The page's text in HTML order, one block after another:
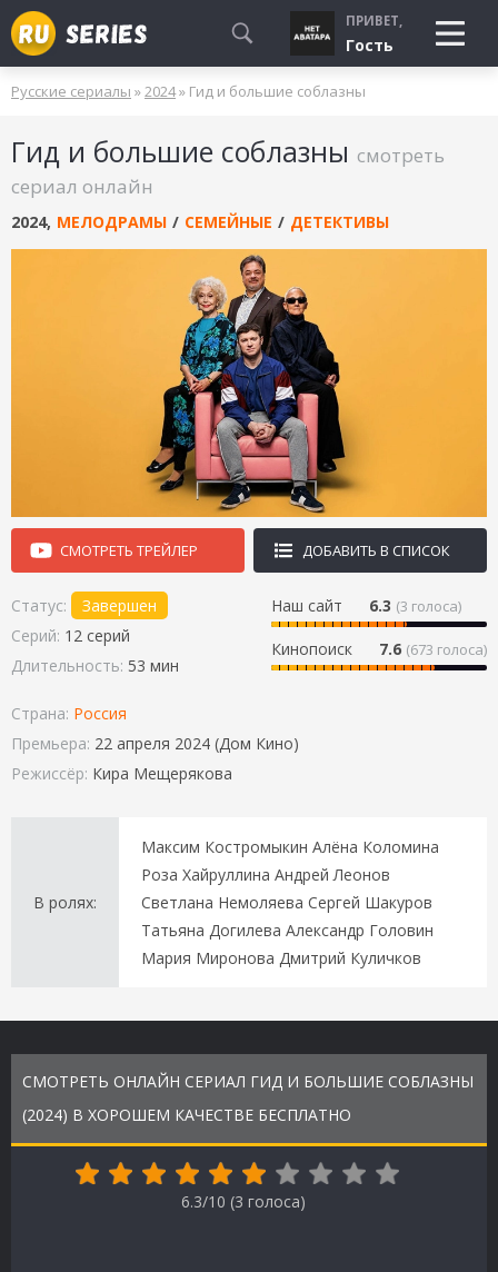
СМОТРЮ
БУДУ СМОТРЕТЬ
УЖЕ СМОТРЕЛ
ПРИВЕТ,
Гость
Русские сериалы »2024» Гид и большие соблазны
Гид и большие соблазны смотреть
сериал онлайн
2024, МЕЛОДРАМЫ / СЕМЕЙНЫЕ / ДЕТЕКТИВЫ
СМОТРЕТЬ ТРЕЙЛЕР ДОБАВИТЬ В СПИСОК
Наш сайт 6.3 (3 голоса)
Кинопоиск 7.6 (673 голоса)
Статус:
Завершен
Серий: 12 серий
Длительность: 53 мин
Страна: Россия
Премьера: 22 апреля 2024 (Дом Кино)
Режиссёр: Кира Мещерякова
В ролях:
Максим Костромыкин Алёна Коломина
Роза Хайруллина Андрей Леонов
Светлана Немоляева Сергей Шакуров
Татьяна Догилева Александр Головин
Мария Миронова Дмитрий Куличков
СМОТРЕТЬ ОНЛАЙН СЕРИАЛ ГИД И БОЛЬШИЕ СОБЛАЗНЫ
(2024) В ХОРОШЕМ КАЧЕСТВЕ БЕСПЛАТНО
6.3/10 (3 голоса)